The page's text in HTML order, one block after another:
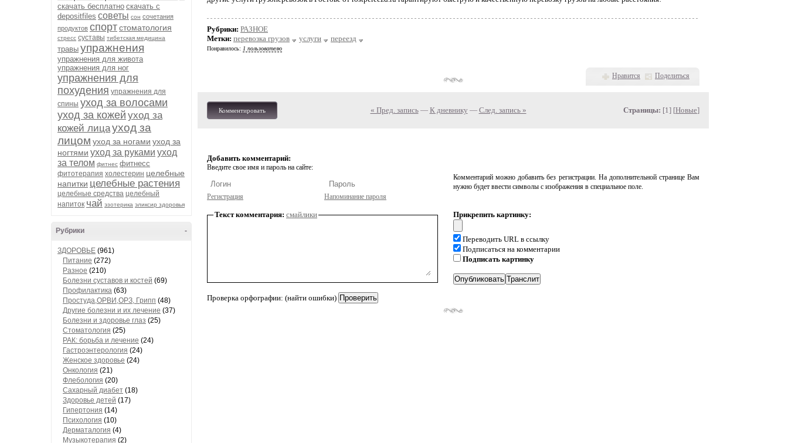
скачать бесплатно скачать с
depositfiles советы сон сочетания
продуктов спортстоматология
стресс суставы тибетская медицина
травы упражнения
упражнения для живота
упражнения для ног
упражнения для
похудения упражнения для
спины уход за волосами
уход за кожей уход за
кожей лицауход за
лицом уход за ногами уход за
ногтями уход за руками уход
за телом фитнес фитнесс
фитотерапия холестерин целебные
напитки целебные растения
целебные средства целебный
напиток чай эзотерика эликсир здоровья
-
Рубрики
ЗДОРОВЬЕ (961)
Питание (272)
Разное (210)
Болезни суставов и костей (69)
Профилактика (63)
Простуда,ОРВИ,ОРЗ, Грипп (48)
Другие болезни и их лечение (37)
Болезни и здоровье глаз (25)
Стоматология (25)
РАК: борьба и лечение (24)
Гастроэнтерология (24)
Женское здоровье (24)
Онкология (21)
Флебология (20)
Сахарный диабет (18)
Здоровье детей (17)
Гипертония (14)
Психология (10)
Дерматалогия (4)
Музыкотерапия (2)
Рубрики: РАЗНОЕ
Метки: перевозка грузов услуги переезд
Понравилось: 1 пользователю
Нравится Поделиться
Комментировать « Пред. запись— К дневнику — След. запись » Страницы: [1] [Новые]
Добавить комментарий:
Введите свое имя и пароль на сайте:
Регистрация Напоминание пароля
Комментарий можно добавить без регистрации. На дополнительной странице Вам
нужно будет ввести символы с изображения в специальное поле.
Текст комментария: смайлики
Проверка орфографии: (найти ошибки)
Прикрепить картинку:
Переводить URL в ссылку
Подписаться на комментарии
Подписать картинку